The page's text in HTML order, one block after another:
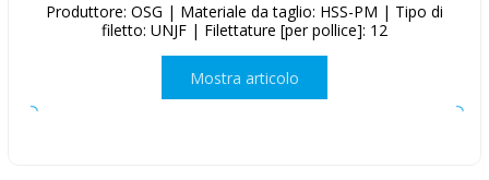
Produttore: OSG | Materiale da taglio: HSS-PM | Tipo di
filetto: UNJF | Filettature [per pollice]: 12
Mostra articolo